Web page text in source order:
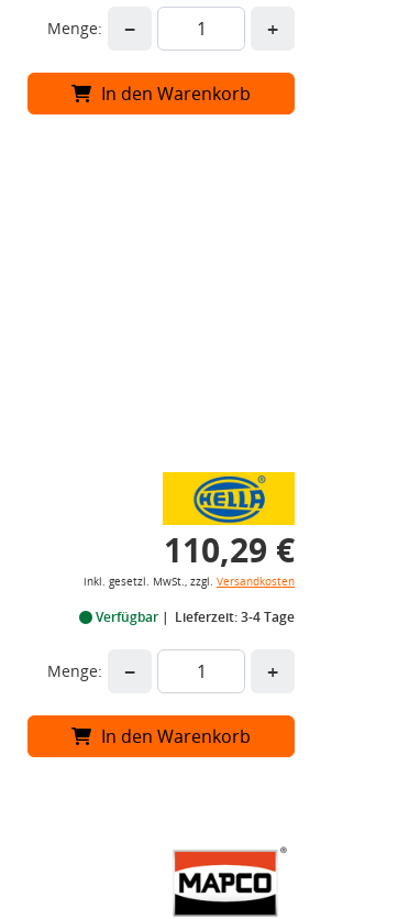
Menge: − +
In den Warenkorb
110,29 €
inkl. gesetzl. MwSt., zzgl. Versandkosten
Verfügbar Lieferzeit: 3-4 Tage
Menge: − +
In den Warenkorb